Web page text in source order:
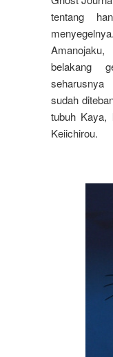
tentang
belakang
sudah
tubuh Kaya,
Keiichirou.